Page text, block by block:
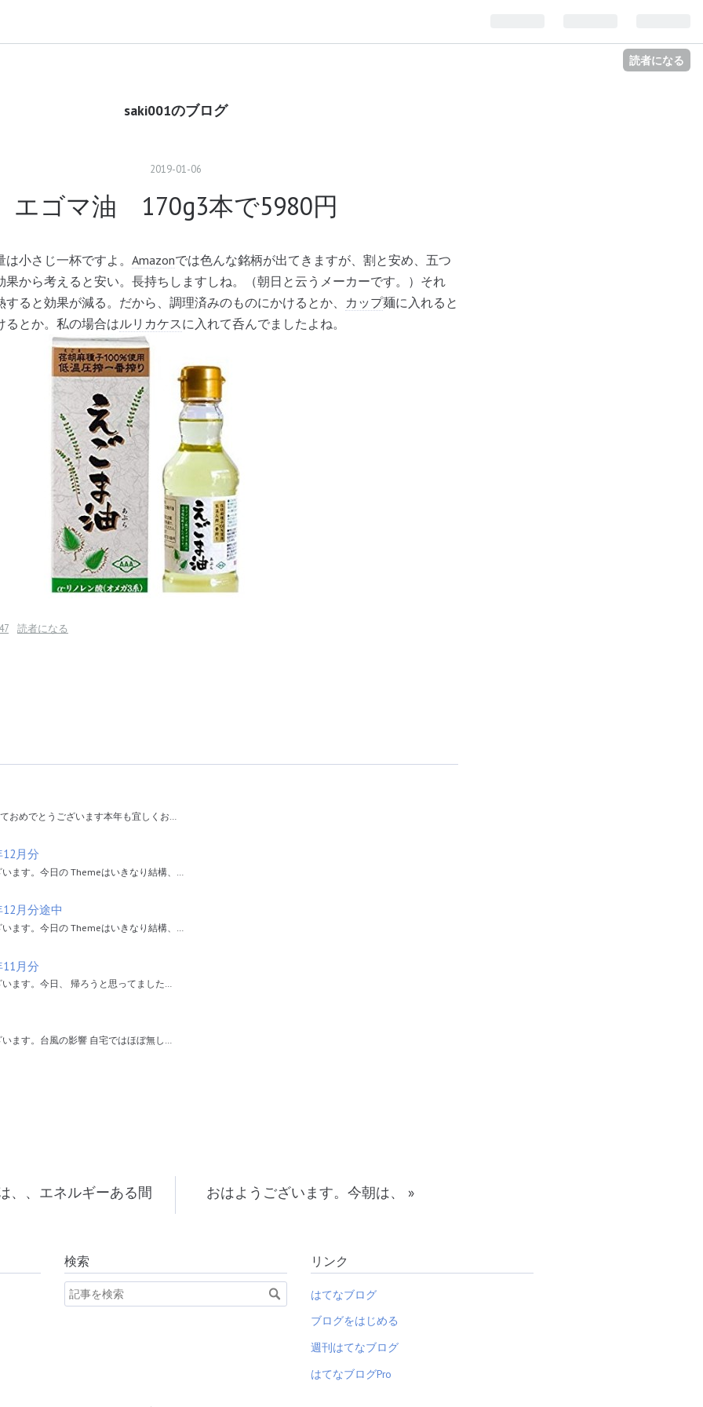
読者になる
saki001のブログ
2019-01-06
エゴマ油 170g3本で5980円
小さじ一杯ですよ。 Amazonでは色んな銘柄が出てきますが、割と安め、五つ
果から考えると安い。長持ちしますしね。（朝日と云うメーカーです。）それ
すると効果が減る。だから、調理済みのものにかけるとか、 カップ麺に入れると
るとか。私の場合はルリカケス に入れて呑んでましたよね。
読者になる
おめでとうございます本年も宜しくお…
月分
ます。今日の Themeはいきなり結構、…
月分途中
ます。今日の Themeはいきなり結構、…
月分
ます。今日、 帰ろうと思ってました…
ます。台風の影響 自宅ではほぼ無し…
、、エネルギーある間 おはようございます。今朝は、 »
検索 リンク
はてなブログ
ブログをはじめる
週刊はてなブログ
はてなブログPro